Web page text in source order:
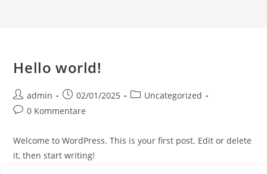
Hello world!
Beitrags-
Autor:
admin
Beitrag
veröffentlicht:
02/01/2025
Beitrags-
Uncategorized
Beitrags-
0 Kommentare
Welcome to WordPress. This is your first post. Edit or delete
it, then start writing!